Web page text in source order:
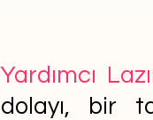
Yardımcı
dolayı, bir